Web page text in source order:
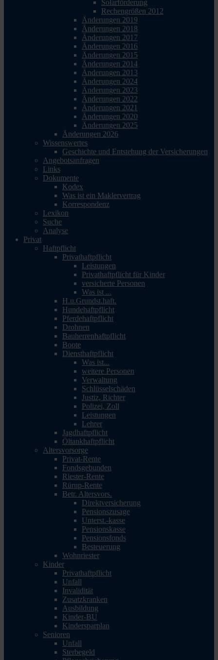
Solarförderung
Rechengrößen 2012
Änderungen 2019
Änderungen 2018
Änderungen 2017
Änderungen 2016
Änderungen 2015
Änderungen 2014
Änderungen 2013
Änderungen 2024
Änderungen 2023
Änderungen 2022
Änderungen 2021
Änderungen 2020
Änderungen 2025
Änderungen 2026
Wissenswertes
Geschichte und Entstehung der Versicherungen
Angebotsanfragen
Links
Dokumente
Kodex
Was ist ein Maklervertrag
Korrespondenz
Lexikon
Suche
Analyse
Privat
Haftpflicht
Privathaftpflicht
Leistungen
Privathaftpflicht für Kinder
versicherte Personen
Was ist ...
H.u.Grundst.haft.
Hundehaftpflicht
Pferdehaftpflicht
Drohnen
Bauherrenhaftpflicht
Boote
Diensthaftpflicht
Was ist...
weitere Personen
Verwaltung
Schlüsselschäden
Justiz, Richter
Polizei, Zoll
Leistungen
Lehrer
Jagdhaftpflicht
Öltankhaftpflicht
Altersvorsorge
Privat-Rente
Fondsgebunden
Riester-Rente
Rürup-Rente
Betr. Altersvors.
Direktversicherung
Pensionszusage
Unterst.-kasse
Pensionskasse
Pensionsfonds
Besteuerung
Wohnriester
Kinder
Privathaftpflicht
Unfall
Invalidität
Zusatzkranken
Ausbildung
Kinder-BU
Kindersparplan
Senioren
Unfall
Sterbegeld